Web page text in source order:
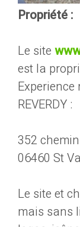
Propriété :
Le site
est la
Experience
REVERDY :
352
06460 St
Le site et
mais sans